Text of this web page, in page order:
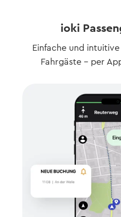
ioki
Einfache und
Fahrgäste – per